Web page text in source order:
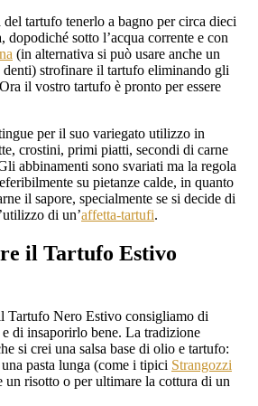
tartufo tenerlo a bagno per circa dieci
dopodiché sotto l’acqua corrente e con
(in alternativa si può usare anche un
strofinare il tartufo eliminando gli
il vostro tartufo è pronto per essere
per il suo variegato utilizzo in
crostini, primi piatti, secondi di carne
abbinamenti sono svariati ma la regola
su pietanze calde, in quanto
il sapore, specialmente se si decide di
di un’affetta-tartufi.
il Tartufo Estivo
Tartufo Nero Estivo consigliamo di
di insaporirlo bene. La tradizione
si crei una salsa base di olio e tartufo:
pasta lunga (come i tipici Strangozzi
un risotto o per ultimare la cottura di un